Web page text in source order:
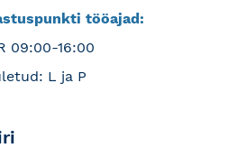
tööajad:
09:00-16:00
L ja P